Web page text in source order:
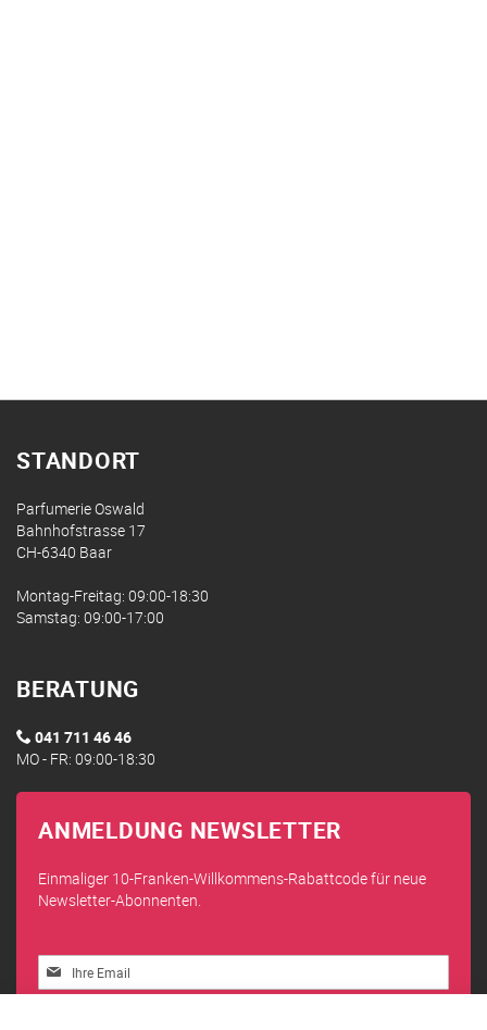
STANDORT
Parfumerie Oswald
Bahnhofstrasse 17
CH-6340 Baar
Montag-Freitag: 09:00-18:30
Samstag: 09:00-17:00
BERATUNG
041 711 46 46
MO - FR: 09:00-18:30
ANMELDUNG NEWSLETTER
Einmaliger 10-Franken-Willkommens-Rabattcode für neue
Newsletter-Abonnenten.
Melden
Sie